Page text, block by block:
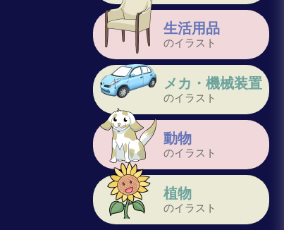
生活用品
のイラスト
メカ・機械装置
のイラスト
動物
のイラスト
植物
のイラスト